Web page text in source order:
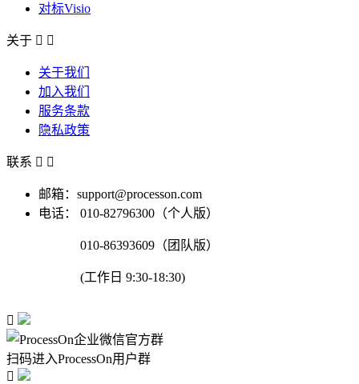
对标Visio
关于  
关于我们
加入我们
服务条款
隐私政策
联系  
邮箱：support@processon.com
电话：
010-82796300（个人版）
010-86393609（团队版）
(工作日 9:30-18:30)

扫码进入ProcessOn用户群
